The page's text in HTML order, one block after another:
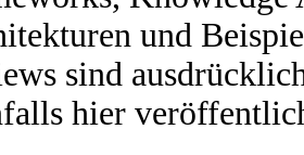
und
sind
hier